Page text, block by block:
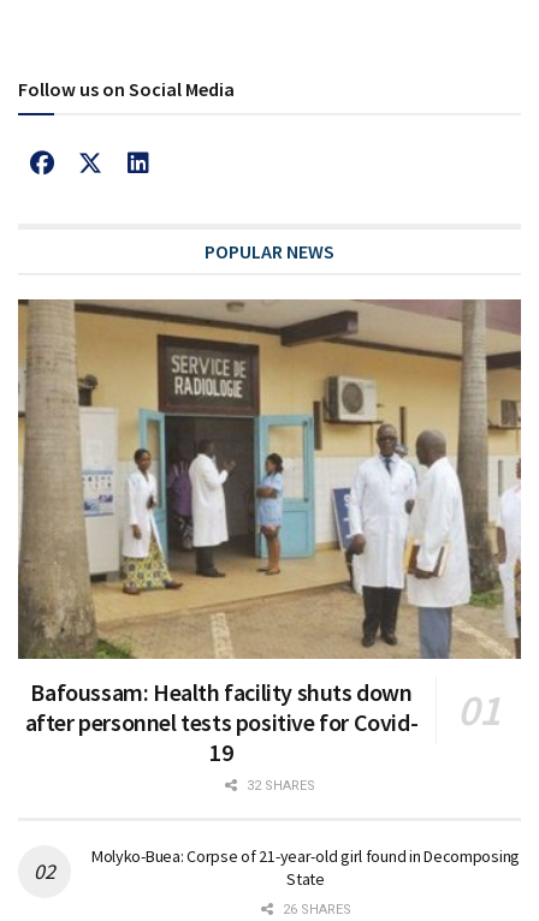
Follow us on Social Media
POPULAR NEWS
Bafoussam: Health facility shuts down
after personnel tests positive for Covid-
19
32 SHARES
Molyko-Buea: Corpse of 21-year-old girl found in Decomposing
State
26 SHARES